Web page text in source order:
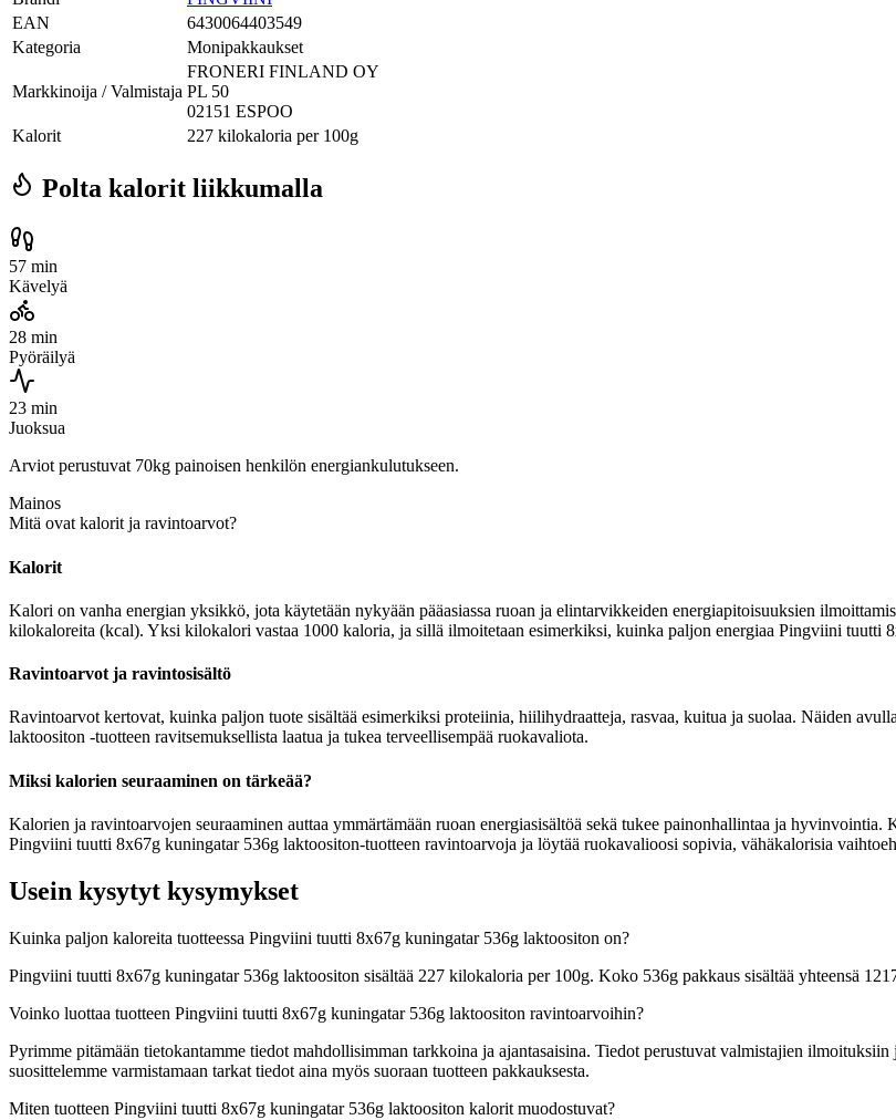
EAN
6430064403549
Kategoria
Monipakkaukset
Markkinoija / Valmistaja
FRONERI FINLAND OY
PL 50
02151 ESPOO
Kalorit
227 kilokaloria per 100g
Polta kalorit liikkumalla
57 min
Kävelyä
28 min
Pyöräilyä
23 min
Juoksua
Arviot perustuvat 70kg painoisen henkilön energiankulutukseen.
Mainos
Mitä ovat kalorit ja ravintoarvot?
Kalorit
Kalori on vanha energian yksikkö, jota käytetään nykyään pääasiassa ruoan ja elintarvikkeiden energiapitoisuuksien
kilokaloreita (kcal). Yksi kilokalori vastaa 1000 kaloria, ja sillä ilmoitetaan esimerkiksi, kuinka paljon energiaa Pingviini tuutti
Ravintoarvot ja ravintosisältö
Ravintoarvot kertovat, kuinka paljon tuote sisältää esimerkiksi proteiinia, hiilihydraatteja, rasvaa, kuitua ja suolaa. Näiden
laktoositon -tuotteen ravitsemuksellista laatua ja tukea terveellisempää ruokavaliota.
Miksi kalorien seuraaminen on tärkeää?
Kalorien ja ravintoarvojen seuraaminen auttaa ymmärtämään ruoan energiasisältöä sekä tukee painonhallintaa ja
Pingviini tuutti 8x67g kuningatar 536g laktoositon-tuotteen ravintoarvoja ja löytää ruokavalioosi sopivia, vähäkalorisia
Usein kysytyt kysymykset
Kuinka paljon kaloreita tuotteessa Pingviini tuutti 8x67g kuningatar 536g laktoositon on?
Pingviini tuutti 8x67g kuningatar 536g laktoositon sisältää 227 kilokaloria per 100g. Koko 536g pakkaus sisältää yhteensä
Voinko luottaa tuotteen Pingviini tuutti 8x67g kuningatar 536g laktoositon ravintoarvoihin?
Pyrimme pitämään tietokantamme tiedot mahdollisimman tarkkoina ja ajantasaisina. Tiedot perustuvat valmistajien
suosittelemme varmistamaan tarkat tiedot aina myös suoraan tuotteen pakkauksesta.
Miten tuotteen Pingviini tuutti 8x67g kuningatar 536g laktoositon kalorit muodostuvat?